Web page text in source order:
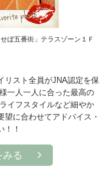
ぼ五番街」テラスゾーン１Ｆ
リスト全員がJNA認定を保
一人一人に合った最高の
イフスタイルなど細やか
に合わせてアドバイス・
！！
みる